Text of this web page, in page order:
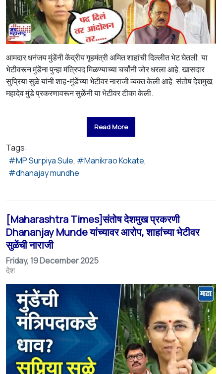
आमदार धनंजय मुंडेंनी केंद्रीय गृहमंत्री अमित शाहांची दिल्लीत भेट घेतली. या
भेटीवरून मुंडेंना पुन्हा मंत्रिपद मिळण्याच्या चर्चांनी जोर धरला आहे. खासदार
सुप्रिया सुळे यांनी शाह-मुंडेंच्या भेटीवर नाराजी व्यक्त केली आहे. संतोष देशमुख,
महादेव मुंडे प्रकरणावरून सुळेंनी या भेटीवर टीका केली.
Read More
Tags:
MP Surpiya Sule
Manikrao Kokate
dhanajay mundhe
[Maharashtra Times]संतोष देशमुख प्रकरणी
Dhananjay Munde यांच्यावर आरोप, शाहांच्या भेटीवर
सुळेंची नाराजी
Friday, 19 December 2025
देश